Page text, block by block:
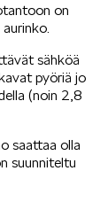
on
sähköä
pyöriä jo
(noin 2,8
saattaa olla
suunniteltu